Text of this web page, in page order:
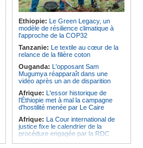
Angola:La WAS-AC souhaite
collaborer avec le pays pour
stimuler l'aquaculture
Afrique:Un groupe parlementaire
se penche sur le rôle des femmes
dans l'interaction avec les
communautés
Ethiopie: Le Green Legacy, un
modèle de résilience climatique à
l'approche de la COP32
Tanzanie: Le textile au cœur de la
relance de la filière coton
Ouganda: L'opposant Sam
Mugumya réapparaît dans une
vidéo après un an de disparition
Afrique: L'essor historique de
l'Éthiopie met à mal la campagne
d'hostilité menée par Le Caire
Afrique: La Cour international de
justice fixe le calendrier de la
procédure engagée par la RDC